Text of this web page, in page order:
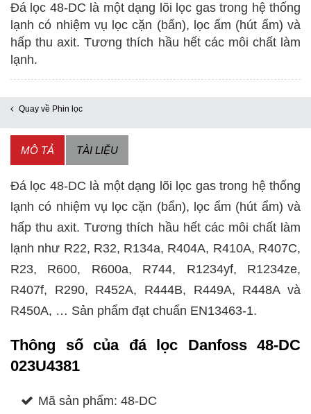
48-
DC
023U4381
lượng
Đá lọc 48-DC là một dạng lõi lọc gas trong hệ thống
lạnh có nhiệm vụ lọc cặn (bẩn), lọc ẩm (hút ẩm) và
hấp thu axit. Tương thích hầu hết các môi chất làm
lạnh.
Quay về Phin lọc
MÔ TẢ TÀI LIỆU
Đá lọc 48-DC là một dạng lõi lọc gas trong hệ thống
lạnh có nhiệm vụ lọc cặn (bẩn), lọc ẩm (hút ẩm) và
hấp thu axit. Tương thích hầu hết các môi chất làm
lạnh như R22, R32, R134a, R404A, R410A, R407C,
R23, R600, R600a, R744, R1234yf, R1234ze,
R407f, R290, R452A, R444B, R449A, R448A và
R450A, … Sản phẩm đạt chuẩn EN13463-1.
Thông số của đá lọc Danfoss 48-DC
023U4381
Mã sản phẩm: 48-DC